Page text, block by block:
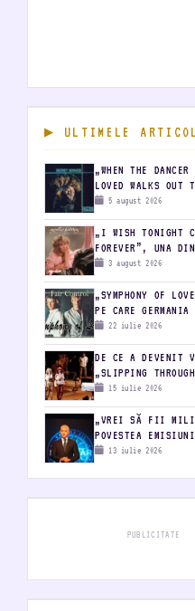
ULTIMELE
„WHEN THE DANCER
LOVED WALKS OUT
UNA DINTRE CELE
PIESE LANSATE DE
SERVICE
5 august 2026
„I WISH TONIGHT
FOREVER”, UNA
MAI FRUMOASE
AGNETHEI FÄLTSKOG
3 august 2026
„SYMPHONY OF
PE CARE
O FACĂ HIT
22 iulie 2026
DE CE A DEVENIT
„SLIPPING
FINGERS” LA 45
LANSARE
15 iulie 2026
„VREI SĂ FII
POVESTEA
ȚINUT ROMÂNIA CU
13 iulie 2026
PUBLICITATE